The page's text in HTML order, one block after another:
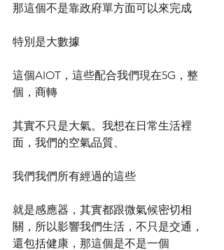
那這個不是靠政府單方面可以來完成
特別是大數據
這個AIOT，這些配合我們現在5G，整
個，商轉
其實不只是大氣。我想在日常生活裡
面，我們的空氣品質、
我們我們所有經過的這些
就是感應器，其實都跟微氣候密切相
關，所以影響我們生活，不只是交通，
還包括健康，那這個是不是一個